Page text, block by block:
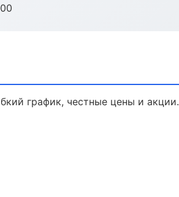
график, честные цены и акции.